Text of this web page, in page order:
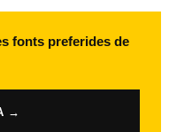
fonts preferides de
→